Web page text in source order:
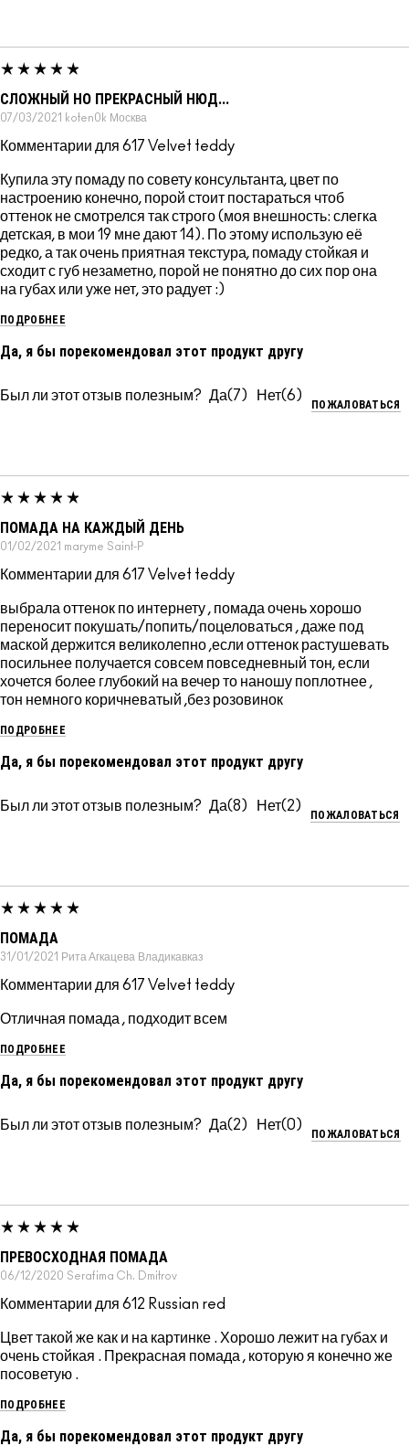
СЛОЖНЫЙ НО ПРЕКРАСНЫЙ НЮД...
07/03/2021 koten0k Москва
Комментарии для 617 Velvet teddy
Купила эту помаду по совету консультанта, цвет по
настроению конечно, порой стоит постараться чтоб
оттенок не смотрелся так строго (моя внешность: слегка
детская, в мои 19 мне дают 14). По этому использую её
редко, а так очень приятная текстура, помаду стойкая и
сходит с губ незаметно, порой не понятно до сих пор она
на губах или уже нет, это радует :)
ПОДРОБНЕЕ
Да, я бы порекомендовал этот продукт другу
Был ли этот отзыв полезным? 7 6
ПОЖАЛОВАТЬСЯ
ПОМАДА НА КАЖДЫЙ ДЕНЬ
01/02/2021 maryme Saint-P
Комментарии для 617 Velvet teddy
выбрала оттенок по интернету , помада очень хорошо
переносит покушать/попить/поцеловаться , даже под
маской держится великолепно ,если оттенок растушевать
посильнее получается совсем повседневный тон, если
хочется более глубокий на вечер то наношу поплотнее ,
тон немного коричневатый ,без розовинок
ПОДРОБНЕЕ
Да, я бы порекомендовал этот продукт другу
Был ли этот отзыв полезным? 8 2
ПОЖАЛОВАТЬСЯ
ПОМАДА
31/01/2021 Рита Агкацева Владикавказ
Комментарии для 617 Velvet teddy
Отличная помада , подходит всем
ПОДРОБНЕЕ
Да, я бы порекомендовал этот продукт другу
Был ли этот отзыв полезным? 2 0
ПОЖАЛОВАТЬСЯ
ПРЕВОСХОДНАЯ ПОМАДА
06/12/2020 Serafima Ch. Dmitrov
Комментарии для 612 Russian red
Цвет такой же как и на картинке . Хорошо лежит на губах и
очень стойкая . Прекрасная помада , которую я конечно же
посоветую .
ПОДРОБНЕЕ
Да, я бы порекомендовал этот продукт другу